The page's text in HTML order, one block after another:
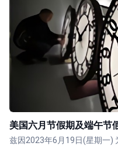
美国六月节假期及端午节
兹因2023年6月19日(星期一)